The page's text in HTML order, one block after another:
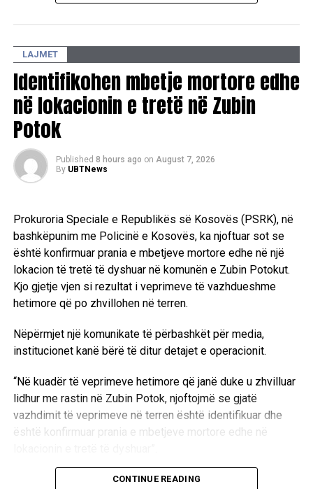
përket qëndrimeve për pozitat shtetrore. /E.A/
LAJMET
Identifikohen mbetje mortore edhe
në lokacionin e tretë në Zubin
Potok
Published 8 hours ago on August 7, 2026
By UBTNews
Prokuroria Speciale e Republikës së Kosovës (PSRK), në
bashkëpunim me Policinë e Kosovës, ka njoftuar sot se
është konfirmuar prania e mbetjeve mortore edhe në një
lokacion të tretë të dyshuar në komunën e Zubin Potokut.
Kjo gjetje vjen si rezultat i veprimeve të vazhdueshme
hetimore që po zhvillohen në terren.
Nëpërmjet një komunikate të përbashkët për media,
institucionet kanë bërë të ditur detajet e operacionit.
“Në kuadër të veprimeve hetimore që janë duke u zhvilluar
lidhur me rastin në Zubin Potok, njoftojmë se gjatë
vazhdimit të veprimeve në terren është identifikuar dhe
është konfirmuar prania e mbetjeve mortore edhe në
Aktualisht, autoritetet kompetente janë duke kryer
CONTINUE READING